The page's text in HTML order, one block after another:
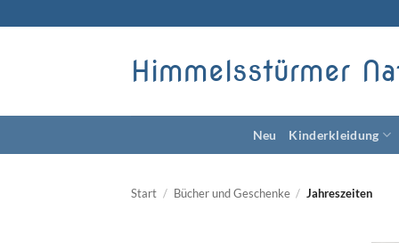
Inhalt
Himmelsstürmer
Neu Kinderkleidung
Start / Bücher und Geschenke / Jahreszeiten